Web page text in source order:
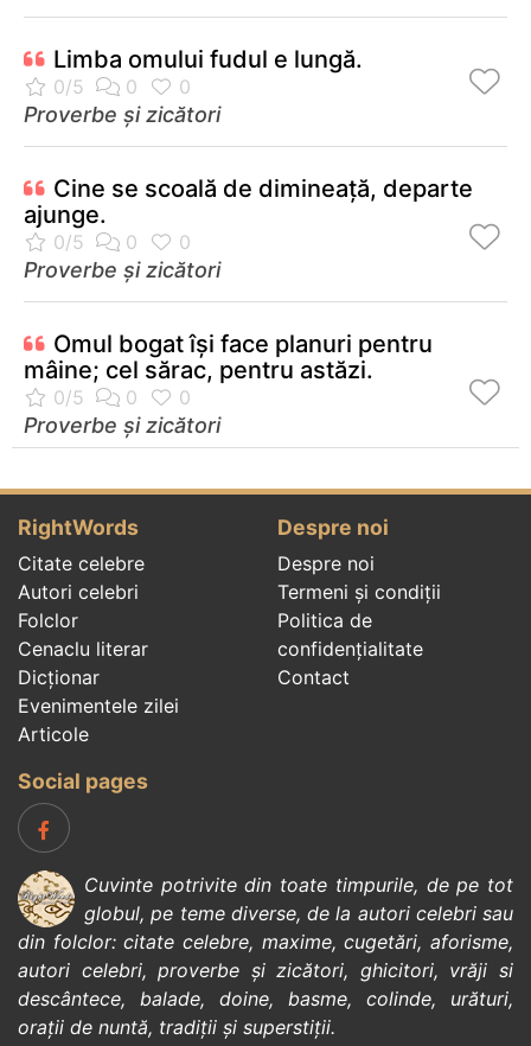
Limba omului fudul e lungă.
Proverbe și zicători
Cine se scoală de dimineață, departe
ajunge.
Proverbe și zicători
Omul bogat îşi face planuri pentru
mâine; cel sărac, pentru astăzi.
Proverbe și zicători
RightWords
Citate celebre
Autori celebri
Folclor
Cenaclu literar
Dicționar
Evenimentele zilei
Articole
Despre noi
Despre noi
Termeni și condiții
Politica de
confidenţialitate
Contact
Social pages
Cuvinte potrivite din toate timpurile, de pe tot
globul, pe teme diverse, de la autori celebrisau
din folclor:citate celebre, maxime,cugetări,aforisme,
autori celebri,proverbe și zicători, ghicitori, vrăji si
descântece, balade, doine, basme, colinde, urături,
orații de nuntă, tradiții și superstiții.